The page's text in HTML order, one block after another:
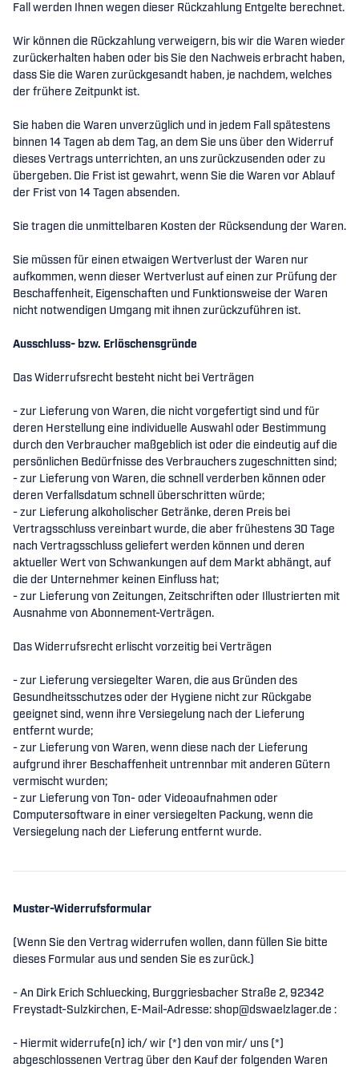
Fall werden Ihnen wegen dieser Rückzahlung Entgelte berechnet.
Wir können die Rückzahlung verweigern, bis wir die Waren wieder
zurückerhalten haben oder bis Sie den Nachweis erbracht haben,
dass Sie die Waren zurückgesandt haben, je nachdem, welches
der frühere Zeitpunkt ist.
Sie haben die Waren unverzüglich und in jedem Fall spätestens
binnen 14 Tagen ab dem Tag, an dem Sie uns über den Widerruf
dieses Vertrags unterrichten, an unszurückzusenden oder zu
übergeben. Die Frist ist gewahrt, wenn Sie die Waren vor Ablauf
der Frist von 14 Tagen absenden.
Sie tragen die unmittelbaren Kosten der Rücksendung der Waren.
Sie müssen für einen etwaigen Wertverlust der Waren nur
aufkommen, wenn dieser Wertverlust auf einen zur Prüfung der
Beschaffenheit, Eigenschaften und Funktionsweise der Waren
nicht notwendigen Umgang mit ihnen zurückzuführen ist.
Ausschluss- bzw. Erlöschensgründe
Das Widerrufsrecht besteht nicht bei Verträgen
- zur Lieferung von Waren, die nicht vorgefertigt sind und für
deren Herstellung eine individuelle Auswahl oder Bestimmung
durch den Verbraucher maßgeblich ist oder die eindeutig auf die
persönlichen Bedürfnisse des Verbrauchers zugeschnitten sind;
- zur Lieferung von Waren, die schnell verderben können oder
deren Verfallsdatum schnell überschritten würde;
- zur Lieferung alkoholischer Getränke, deren Preis bei
Vertragsschluss vereinbart wurde, die aber frühestens 30 Tage
nach Vertragsschluss geliefert werden können und deren
aktueller Wert von Schwankungen auf dem Markt abhängt, auf
die der Unternehmer keinen Einfluss hat;
- zur Lieferung von Zeitungen, Zeitschriften oder Illustrierten mit
Ausnahme von Abonnement-Verträgen.
Das Widerrufsrecht erlischt vorzeitig bei Verträgen
- zur Lieferung versiegelter Waren, die aus Gründen des
Gesundheitsschutzes oder der Hygiene nicht zur Rückgabe
geeignet sind, wenn ihre Versiegelung nach der Lieferung
entfernt wurde;
- zur Lieferung von Waren, wenn diese nach der Lieferung
aufgrund ihrer Beschaffenheit untrennbar mit anderen Gütern
vermischt wurden;
- zur Lieferung von Ton- oder Videoaufnahmen oder
Computersoftware in einer versiegelten Packung, wenn die
Versiegelung nach der Lieferung entfernt wurde.
Muster-Widerrufsformular
(Wenn Sie den Vertrag widerrufen wollen, dann füllen Sie bitte
dieses Formular aus und senden Sie es zurück.)
- An Dirk Erich Schluecking, Burggriesbacher Straße 2, 92342
Freystadt-Sulzkirchen, E-Mail-Adresse: shop@dswaelzlager.de :
- Hiermit widerrufe(n) ich/ wir (*) den von mir/ uns (*)
abgeschlossenen Vertrag über den Kauf der folgenden Waren